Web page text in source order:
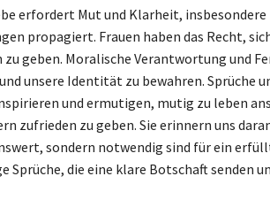
erfordert Mut und Klarheit,
propagiert. Frauen haben das Recht,
zu geben. Moralische Verantwortung und
unsere Identität zu bewahren. Sprüche
und ermutigen, mutig zu leben
zufrieden zu geben. Sie erinnern uns
sondern notwendig sind für ein
Sprüche, die eine klare Botschaft senden